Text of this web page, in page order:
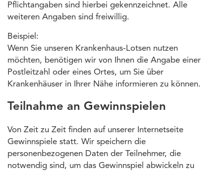
Pflichtangaben sind hierbei gekennzeichnet. Alle
weiteren Angaben sind freiwillig.
Beispiel:
Wenn Sie unseren Krankenhaus-Lotsen nutzen
möchten, benötigen wir von Ihnen die Angabe einer
Postleitzahl oder eines Ortes, um Sie über
Krankenhäuser in Ihrer Nähe informieren zu können.
Teilnahme an Gewinnspielen
Von Zeit zu Zeit finden auf unserer Internetseite
Gewinnspiele statt. Wir speichern die
personenbezogenen Daten der Teilnehmer, die
notwendig sind, um das Gewinnspiel abwickeln zu